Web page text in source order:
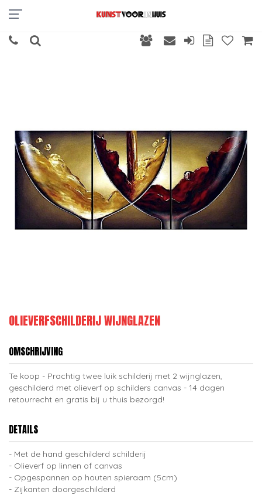
OLIEVERFSCHILDERIJ WIJNGLAZEN
OMSCHRIJVING
Te koop - Prachtig twee luik schilderij met 2 wijnglazen,
geschilderd met olieverf op schilders canvas - 14 dagen
retourrecht en gratis bij u thuis bezorgd!
DETAILS
Met de hand geschilderd schilderij
Olieverf op linnen of canvas
Opgespannen op houten spieraam (5cm)
Zijkanten doorgeschilderd